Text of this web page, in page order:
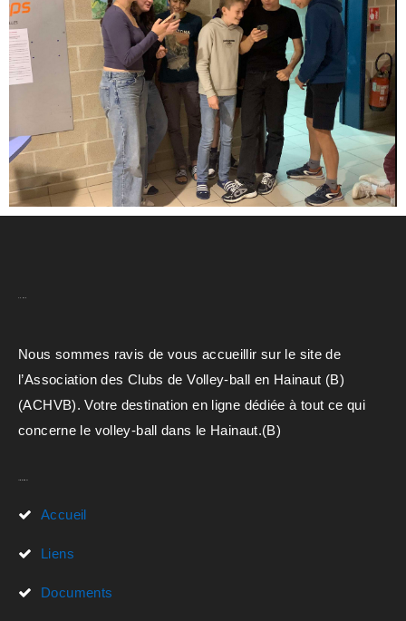
Nous sommes ravis de vous accueillir sur le site de
l’Association des Clubs de Volley-ball en Hainaut (B)
(ACHVB). Votre destination en ligne dédiée à tout ce qui
concerne le volley-ball dans le Hainaut.(B)
Accueil
Liens
Documents